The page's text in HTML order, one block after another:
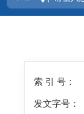
索 引 号：
发文字号：